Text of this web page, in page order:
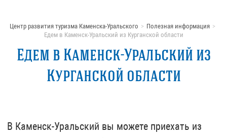
Центр развития туризма Каменска-Уральского
Полезная информация
Едем в Каменск-Уральский из Курганской области
Едем в Каменск-Уральский из
Курганской области
В Каменск-Уральский вы можете приехать из